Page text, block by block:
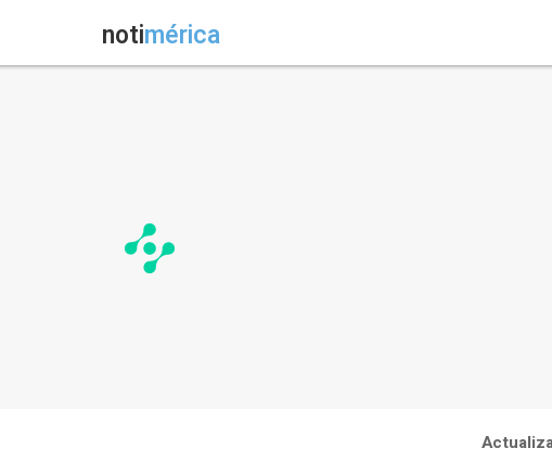
notimérica